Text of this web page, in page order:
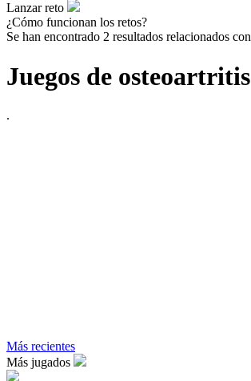
Lanzar reto
¿Cómo funcionan los retos?
Se han encontrado 2 resultados relacionados con
Juegos de osteoartritis
.
Más recientes
Más jugados